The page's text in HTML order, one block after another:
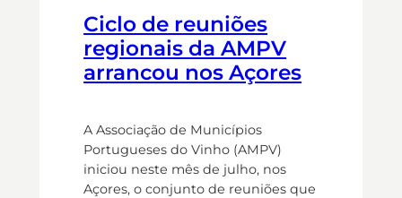
Ciclo de reuniões
regionais da AMPV
arrancou nos Açores
A Associação de Municípios
Portugueses do Vinho (AMPV)
iniciou neste mês de julho, nos
Açores, o conjunto de reuniões que